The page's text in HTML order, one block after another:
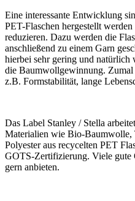
Eine interessante Entwicklung
PET-Flaschen hergestellt
reduzieren. Dazu werden die
anschließend zu einem Garn
hierbei sehr gering und natürlich
die Baumwollgewinnung.
z.B. Formstabilität, lange
Das Label Stanley / Stella
Materialien wie Bio-Baumwolle,
Polyester aus recycelten PET
GOTS-Zertifizierung. Viele
gern anbieten.